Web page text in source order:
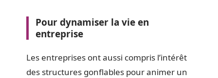
Pour dynamiser la vie en
entreprise
Les entreprises ont aussi compris l’intérêt
des structures gonflables pour animer un